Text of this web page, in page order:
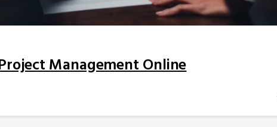
Management Online